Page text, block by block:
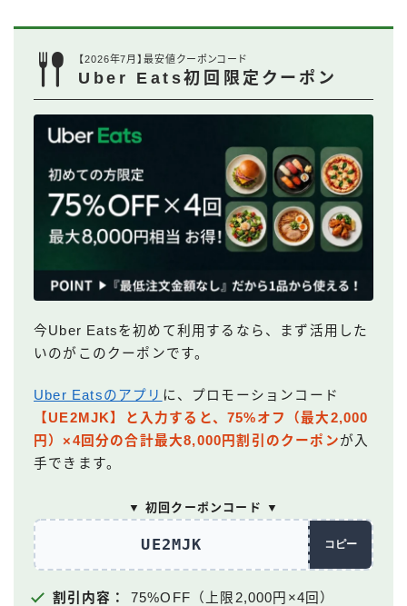
【2026年7月】最安値クーポンコード
Uber Eats初回限定クーポン
今Uber Eatsを初めて利用するなら、まず活用した
いのがこのクーポンです。
Uber Eatsのアプリ に、プロモーションコード
【UE2MJK】と入力すると、75%オフ（最大2,000
円）×4回分の合計最大8,000円割引のクーポンが入
手できます。
▼ 初回クーポンコード ▼
UE2MJK コピー
割引内容： 75%OFF（上限2,000円×4回）